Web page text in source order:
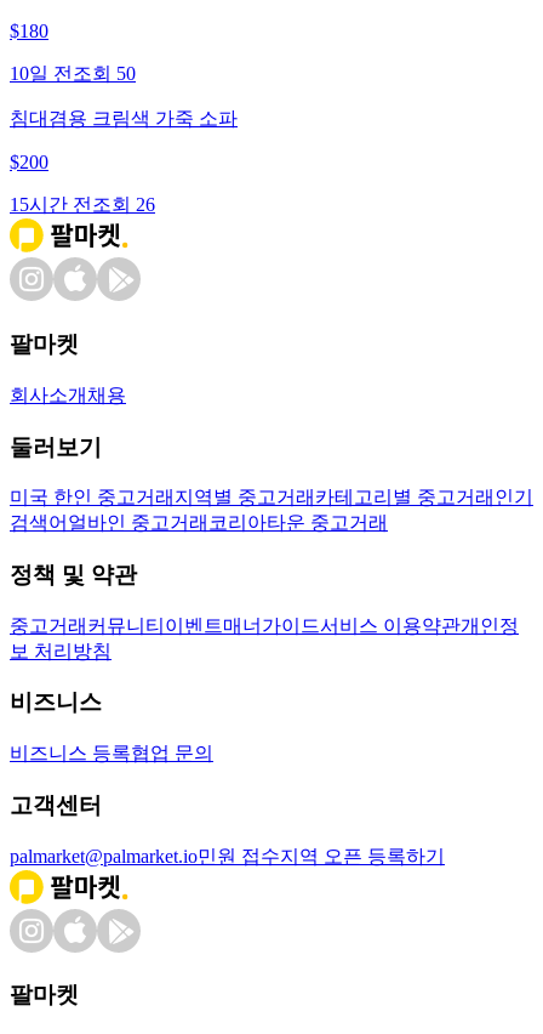
$180
10일 전 조회 50
침대겸용 크림색 가죽 소파
$200
15시간 전 조회 26
팔마켓
회사소개 채용
둘러보기
미국 한인 중고거래 지역별 중고거래 카테고리별 중고거래 인기
검색어 얼바인 중고거래 코리아타운 중고거래
정책 및 약관
중고거래 커뮤니티 이벤트매너가이드서비스 이용약관개인정
보 처리방침
비즈니스
비즈니스 등록협업 문의
고객센터
palmarket@palmarket.io민원 접수지역 오픈 등록하기
팔마켓